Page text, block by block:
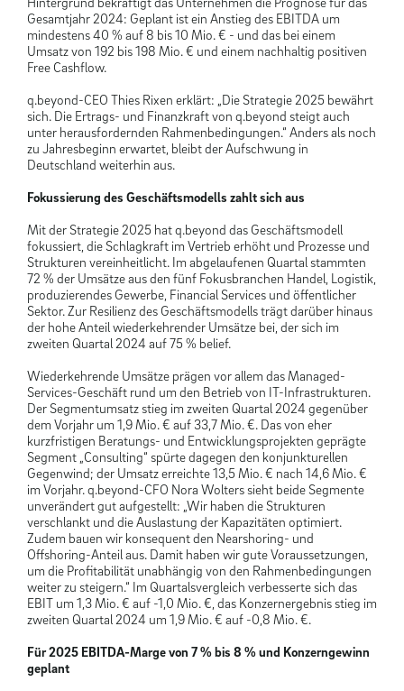
Gesamtjahr 2024: Geplant ist ein Anstieg des EBITDA um
mindestens 40 % auf 8 bis 10 Mio. € - und das bei einem
Umsatz von 192 bis 198 Mio. € und einem nachhaltig positiven
Free Cashflow.
q.beyond-CEO Thies Rixen erklärt: „Die Strategie 2025 bewährt
sich. Die Ertrags- und Finanzkraft von q.beyond steigt auch
unter herausfordernden Rahmenbedingungen.“ Anders als noch
zu Jahresbeginn erwartet, bleibt der Aufschwung in
Deutschland weiterhin aus.
Fokussierung des Geschäftsmodells zahlt sich aus
Mit der Strategie 2025 hat q.beyond das Geschäftsmodell
fokussiert, die Schlagkraft im Vertrieb erhöht und Prozesse und
Strukturen vereinheitlicht. Im abgelaufenen Quartal stammten
72 % der Umsätze aus den fünf Fokusbranchen Handel, Logistik,
produzierendes Gewerbe, Financial Services und öffentlicher
Sektor. Zur Resilienz des Geschäftsmodells trägt darüber hinaus
der hohe Anteil wiederkehrender Umsätze bei, der sich im
zweiten Quartal 2024 auf 75 % belief.
Wiederkehrende Umsätze prägen vor allem das Managed-
Services-Geschäft rund um den Betrieb von IT-Infrastrukturen.
Der Segmentumsatz stieg im zweiten Quartal 2024 gegenüber
dem Vorjahr um 1,9 Mio. € auf 33,7 Mio. €. Das von eher
kurzfristigen Beratungs- und Entwicklungsprojekten geprägte
Segment „Consulting“ spürte dagegen den konjunkturellen
Gegenwind; der Umsatz erreichte 13,5 Mio. € nach 14,6 Mio. €
im Vorjahr. q.beyond-CFO Nora Wolters sieht beide Segmente
unverändert gut aufgestellt: „Wir haben die Strukturen
verschlankt und die Auslastung der Kapazitäten optimiert.
Zudem bauen wir konsequent den Nearshoring- und
Offshoring-Anteil aus. Damit haben wir gute Voraussetzungen,
um die Profitabilität unabhängig von den Rahmenbedingungen
weiter zu steigern.“ Im Quartalsvergleich verbesserte sich das
EBIT um 1,3 Mio. € auf -1,0 Mio. €, das Konzernergebnis stieg im
zweiten Quartal 2024 um 1,9 Mio. € auf -0,8 Mio. €.
Für 2025 EBITDA-Marge von 7 % bis 8 % und Konzerngewinn
geplant